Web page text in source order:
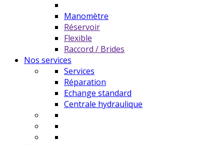
Manomètre
Réservoir
Flexible
Raccord / Brides
Nos services
Services
Réparation
Echange standard
Centrale hydraulique